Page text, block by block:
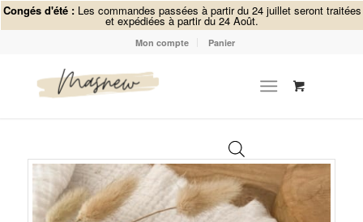
Congés d'été :Les commandes passées à partir du 24 juillet seront traitées
et expédiées à partir du 24 Août.
Mon compte Panier